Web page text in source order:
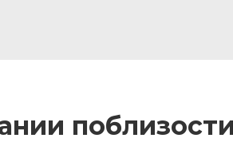
поблизости